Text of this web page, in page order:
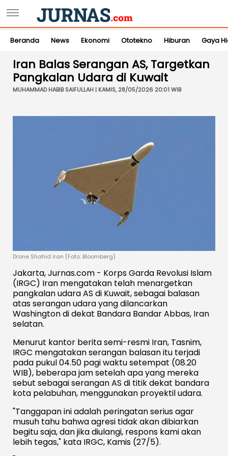
Beranda News Ekonomi Ototekno Hiburan Gaya
Iran Balas Serangan AS, Targetkan
Pangkalan Udara di Kuwait
MUHAMMAD HABIB SAIFULLAH | KAMIS, 28/05/2026 20:01 WIB
Drone Shahid Iran (Foto: Bloomberg)
Jakarta, Jurnas.com - Korps Garda Revolusi Islam
(IRGC) Iran mengatakan telah menargetkan
pangkalan udara AS di Kuwait, sebagai balasan
atas serangan udara yang dilancarkan
Washington di dekat Bandara Bandar Abbas, Iran
selatan.
Menurut kantor berita semi-resmi Iran, Tasnim,
IRGC mengatakan serangan balasan itu terjadi
pada pukul 04.50 pagi waktu setempat (08.20
WIB), beberapa jam setelah apa yang mereka
sebut sebagai serangan AS di titik dekat bandara
kota pelabuhan, menggunakan proyektil udara.
"Tanggapan ini adalah peringatan serius agar
musuh tahu bahwa agresi tidak akan dibiarkan
begitu saja, dan jika diulangi, respons kami akan
lebih tegas," kata IRGC, Kamis (27/5).